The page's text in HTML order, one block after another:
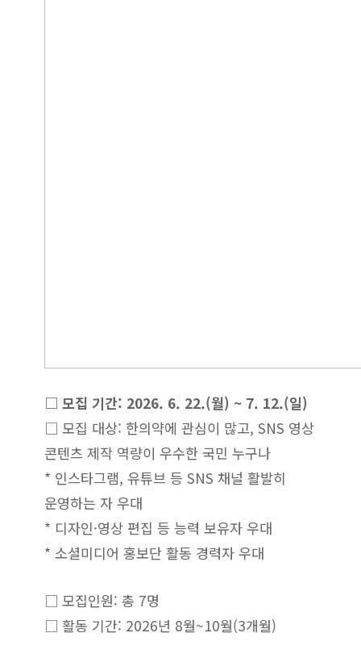
□ 모집 기간: 2026. 6. 22.(월) ~ 7. 12.(일)
□ 모집 대상: 한의약에 관심이 많고, SNS 영상
콘텐츠 제작 역량이 우수한 국민 누구나
* 인스타그램, 유튜브 등 SNS 채널 활발히
운영하는 자 우대
* 디자인·영상 편집 등 능력 보유자 우대
* 소셜미디어 홍보단 활동 경력자 우대
□ 모집인원: 총 7명
□ 활동 기간: 2026년 8월~10월(3개월)